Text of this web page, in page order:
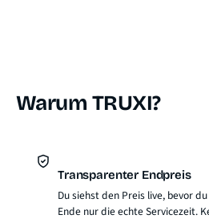
Warum TRUXI?
Transparenter Endpreis
Du siehst den Preis live, bevor
Ende nur die echte Servicezeit.